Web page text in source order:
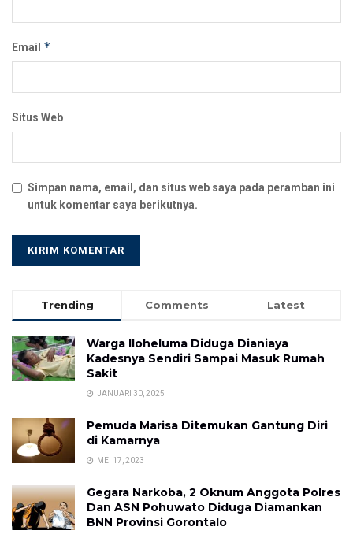
Email *
Situs Web
Simpan nama, email, dan situs web saya pada peramban ini
untuk komentar saya berikutnya.
Trending Comments Latest
Warga Iloheluma Diduga Dianiaya
Kadesnya Sendiri Sampai Masuk Rumah
Sakit
JANUARI 30, 2025
Pemuda Marisa Ditemukan Gantung Diri
di Kamarnya
MEI 17, 2023
Gegara Narkoba, 2 Oknum Anggota Polres
Dan ASN Pohuwato Diduga Diamankan
BNN Provinsi Gorontalo